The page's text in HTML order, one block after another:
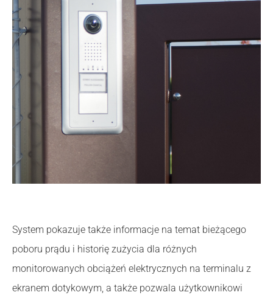
System pokazuje także informacje na temat bieżącego
poboru prądu i historię zużycia dla różnych
monitorowanych obciążeń elektrycznych na terminalu z
ekranem dotykowym, a także pozwala użytkownikowi